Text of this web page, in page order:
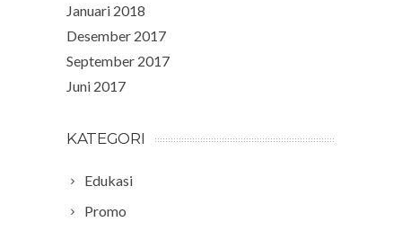
Januari 2018
Desember 2017
September 2017
Juni 2017
KATEGORI
Edukasi
Promo